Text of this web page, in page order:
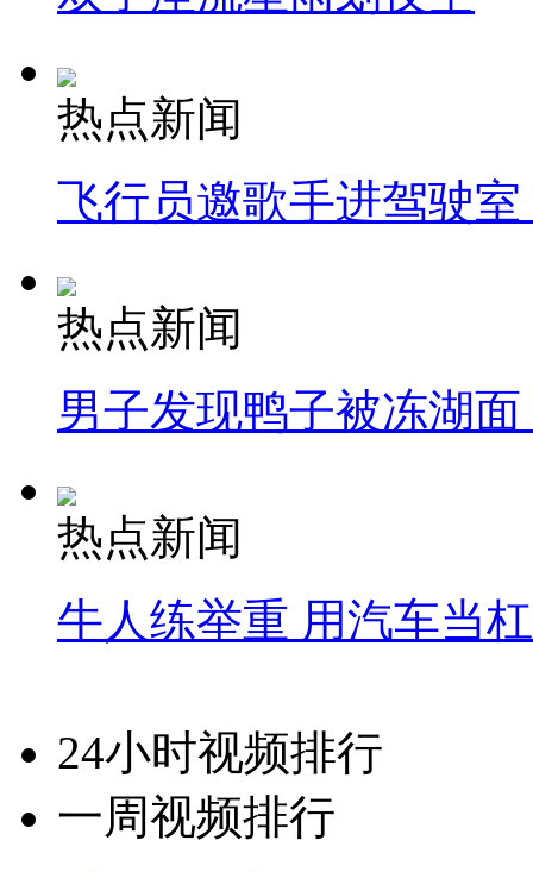
热点新闻
飞行员邀歌手进驾驶
热点新闻
男子发现鸭子被冻湖
热点新闻
牛人练举重 用汽车当
24小时视频排行
一周视频排行